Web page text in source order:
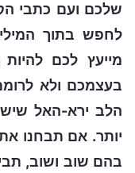
שלכם ועם כתבי
לחפש בתוך
מייעץ לכם
בעצמכם ולא
הלב ירא-האל
יותר. אם תבחנו
בהם שוב ושוב,